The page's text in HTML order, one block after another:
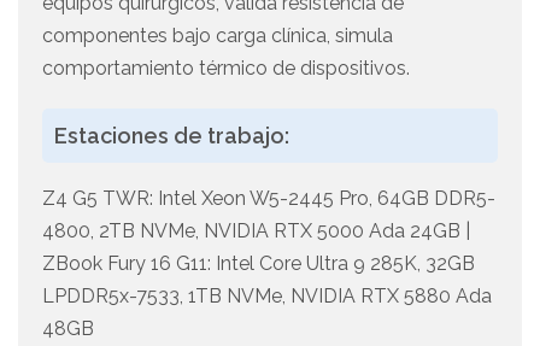
componentes bajo carga clínica, simula
comportamiento térmico de dispositivos.
Estaciones de trabajo:
Z4 G5 TWR: Intel Xeon W5-2445 Pro, 64GB DDR5-
4800, 2TB NVMe, NVIDIA RTX 5000 Ada 24GB |
ZBook Fury 16 G11: Intel Core Ultra 9 285K, 32GB
LPDDR5x-7533, 1TB NVMe, NVIDIA RTX 5880 Ada
48GB